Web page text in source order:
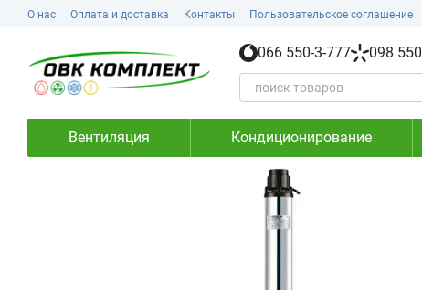
Перейти к основному контенту
О нас Оплата и доставка Контакты Пользовательское соглашение
066 550-3-777 098
Вентиляция Кондиционирование